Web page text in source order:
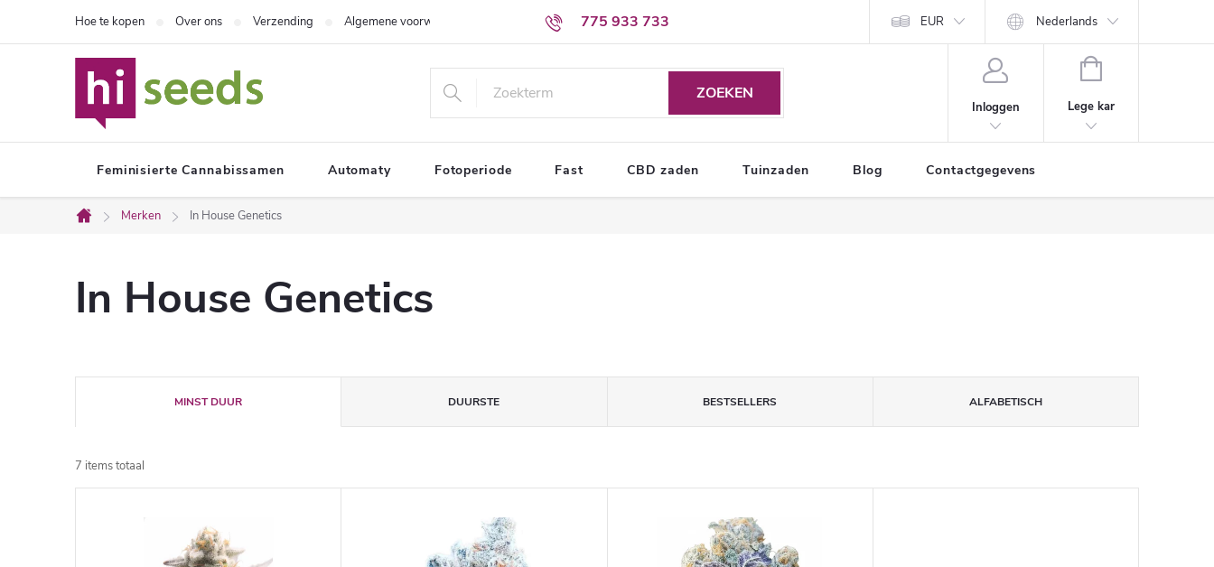
775 933 733
Hoe te kopen Over ons Verzending Algemene voorwaarden Voorwaarden voor de bescherming van persoonsgegevens EUR Nederlands
ZOEKEN
Inloggen
WINKELWAGEN
Lege kar
Feminisierte Cannabissamen Automaty Fotoperiode Fast CBD zaden Tuinzaden Blog Contactgegevens
Home
Merken In House Genetics
In House Genetics
r
o
MINST DUUR DUURSTE BESTSELLERS ALFABETISCH
7 items totaal